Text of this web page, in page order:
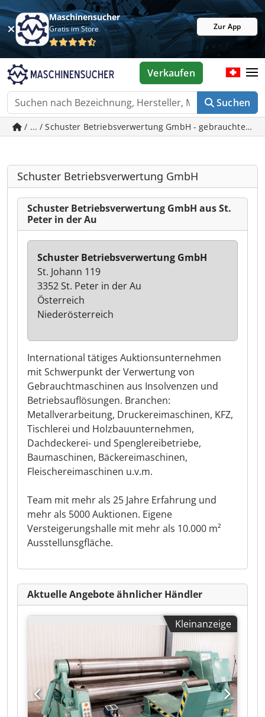
Maschinensucher
Gratis im Store Zur App
Suchen
Verkaufen
/ ... / Schuster Betriebsverwertung GmbH - gebrauchte
Schuster Betriebsverwertung GmbH
Schuster Betriebsverwertung GmbH aus St.
Peter in der Au
International tätiges Auktionsunternehmen
mit Schwerpunkt der Verwertung von
Gebrauchtmaschinen aus Insolvenzen und
Betriebsauflösungen. Branchen:
Metallverarbeitung, Druckereimaschinen, KFZ,
Tischlerei und Holzbauunternehmen,
Dachdeckerei- und Spenglereibetriebe,
Baumaschinen, Bäckereimaschinen,
Fleischereimaschinen u.v.m.
Team mit mehr als 25 Jahre Erfahrung und
mehr als 5000 Auktionen. Eigene
Versteigerungshalle mit mehr als 10.000 m²
Ausstellunsgfläche.
Schuster Betriebsverwertung GmbH
St. Johann 119
3352 St. Peter in der Au
Österreich
Niederösterreich
Aktuelle Angebote ähnlicher Händler
Kleinanzeige